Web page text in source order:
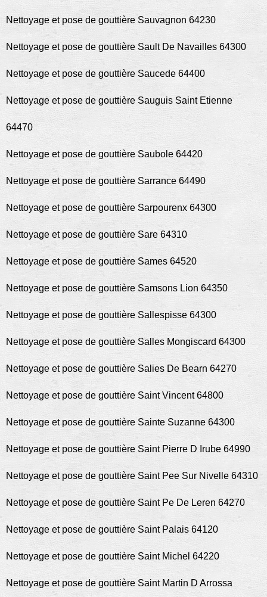
Nettoyage et pose de gouttière Sauvagnon 64230
Nettoyage et pose de gouttière Sault De Navailles 64300
Nettoyage et pose de gouttière Saucede 64400
Nettoyage et pose de gouttière Sauguis Saint Etienne
64470
Nettoyage et pose de gouttière Saubole 64420
Nettoyage et pose de gouttière Sarrance 64490
Nettoyage et pose de gouttière Sarpourenx 64300
Nettoyage et pose de gouttière Sare 64310
Nettoyage et pose de gouttière Sames 64520
Nettoyage et pose de gouttière Samsons Lion 64350
Nettoyage et pose de gouttière Sallespisse 64300
Nettoyage et pose de gouttière Salles Mongiscard 64300
Nettoyage et pose de gouttière Salies De Bearn 64270
Nettoyage et pose de gouttière Saint Vincent 64800
Nettoyage et pose de gouttière Sainte Suzanne 64300
Nettoyage et pose de gouttière Saint Pierre D Irube 64990
Nettoyage et pose de gouttière Saint Pee Sur Nivelle 64310
Nettoyage et pose de gouttière Saint Pe De Leren 64270
Nettoyage et pose de gouttière Saint Palais 64120
Nettoyage et pose de gouttière Saint Michel 64220
Nettoyage et pose de gouttière Saint Martin D Arrossa